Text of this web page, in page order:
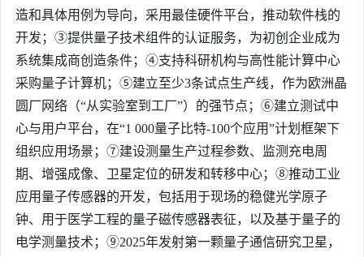
造和具体用例为导向，采用最佳硬件平台，推动软件栈的
开发；③提供量子技术组件的认证服务，为初创企业成为
系统集成商创造条件；④支持科研机构与高性能计算中心
采购量子计算机；⑤建立至少3条试点生产线，作为欧洲晶
圆厂网络（“从实验室到工厂”）的强节点；⑥建立测试中
心与用户平台，在“1 000量子比特-100个应用”计划框架下
组织应用场景；⑦建设测量生产过程参数、监测充电周
期、增强成像、卫星定位的研发和转移中心；⑧推动工业
应用量子传感器的开发，包括用于现场的稳健光学原子
钟、用于医学工程的量子磁传感器表征，以及基于量子的
电学测量技术；⑨2025年发射第一颗量子通信研究卫星，